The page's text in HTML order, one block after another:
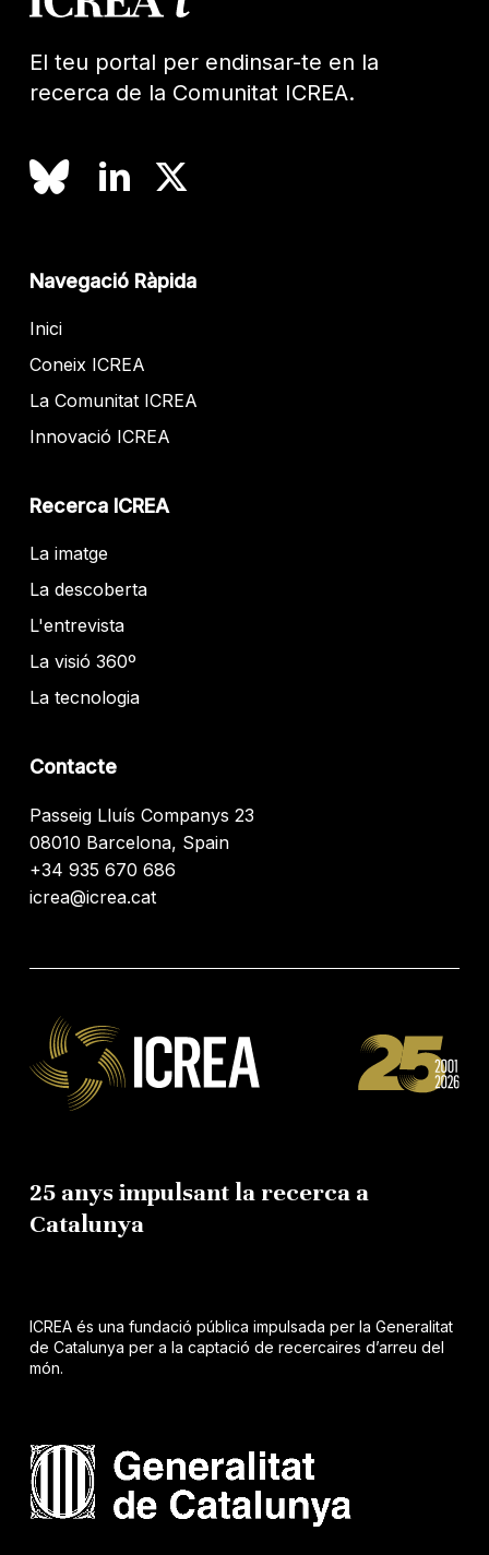
El teu portal per endinsar-te en la
recerca de la Comunitat ICREA.
Navegació Ràpida
Inici
Coneix ICREA
La Comunitat ICREA
Innovació ICREA
Recerca ICREA
La imatge
La descoberta
L'entrevista
La visió 360º
La tecnologia
Contacte
Passeig Lluís Companys 23
08010 Barcelona, Spain
+34 935 670 686
icrea@icrea.cat
25 anys impulsant la recerca a
Catalunya
ICREA és una fundació pública impulsada per la Generalitat
de Catalunya per a la captació de recercaires d’arreu del
món.